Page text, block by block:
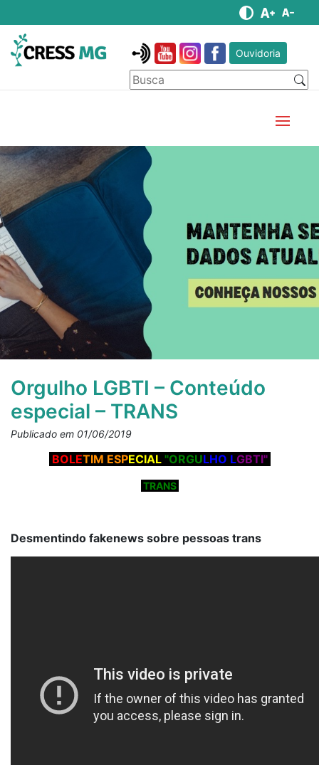
Ouvidoria
Orgulho LGBTI – Conteúdo
especial – TRANS
Publicado em 01/06/2019
BOLETIM ESPECIAL"ORGULHO LGBTI"
TRANS
Desmentindo fakenews sobre pessoas trans